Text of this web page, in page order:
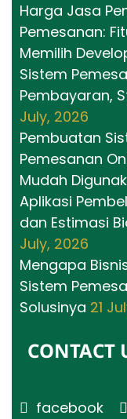
Harga Jasa
Pemesanan:
Memilih
Sistem
Pembayaran,
July, 2026
Pembuatan
Pemesanan
Mudah
Aplikasi
dan Estimasi
July, 2026
Mengapa
Sistem
Solusinya 21
CONTACT
facebook